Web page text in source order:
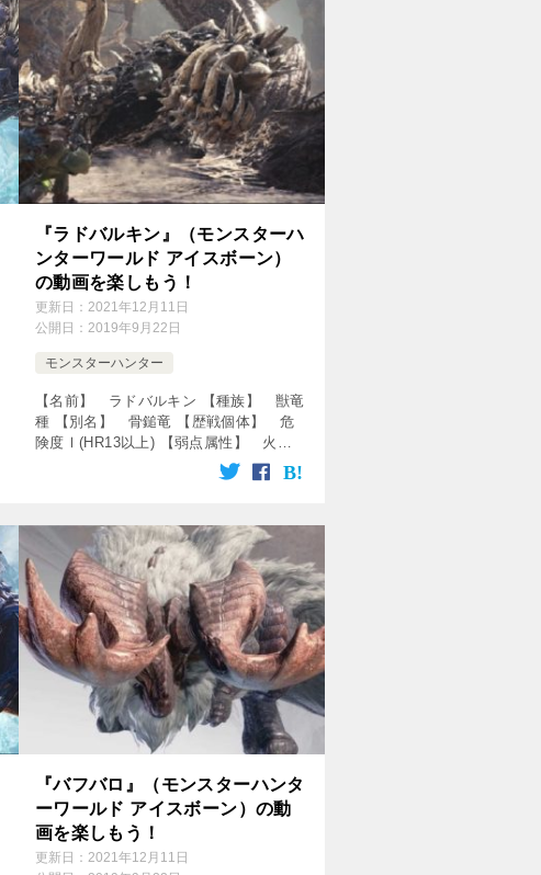
『ラドバルキン』（モンスターハ
ンターワールド アイスボーン）
の動画を楽しもう！
更新日： 2021年12月11日
公開日： 2019年9月22日
モンスターハンター
【名前】 ラドバルキン 【種族】 獣竜
種 【別名】 骨鎚竜 【歴戦個体】 危
険度Ⅰ(HR13以上) 【弱点属性】 火
（△）、水（△）、雷（△）、氷
（〇）、龍（◎） 【破壊できる部位】
[…]
『バフバロ』（モンスターハンタ
ーワールド アイスボーン）の動
画を楽しもう！
更新日： 2021年12月11日